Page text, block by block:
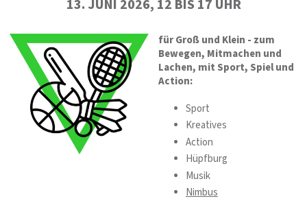
13. JUNI 2026, 12 BIS 17 UHR
für Groß und Klein - zum
Bewegen, Mitmachen und
Lachen, mit Sport, Spiel und
Action:
Sport
Kreatives
Action
Hüpfburg
Musik
Nimbus